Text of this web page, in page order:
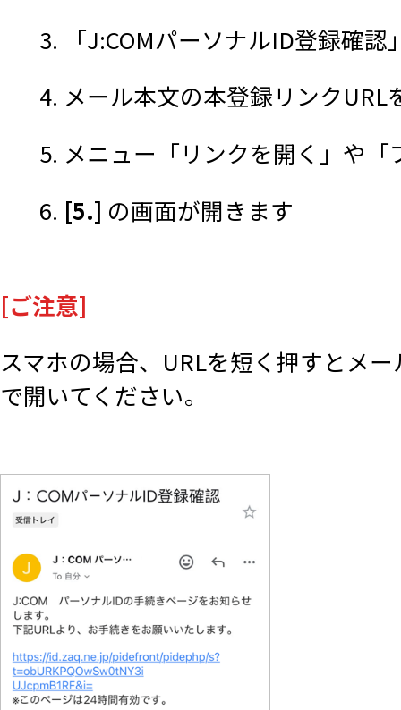
3. 「J:COMパーソナルID登録確
4. メール本文の本登録リンクURL
5. メニュー「リンクを開く」や
6. [5.] の画面が開きます
[ご注意]
スマホの場合、URLを短く押すとメ
で開いてください。